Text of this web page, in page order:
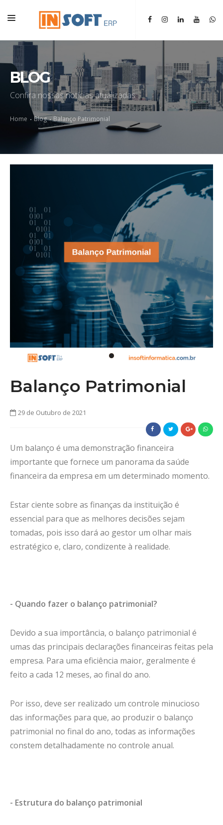
HOME
INSTITUCIONAL
BLOG
Confira nossas notícias atualizadas
Home Blog Balanço Patrimonial
Balanço Patrimonial
29 de Outubro de 2021
Um balanço é uma demonstração financeira
importante que fornece um panorama da saúde
financeira da empresa em um determinado momento.
Estar ciente sobre as finanças da instituição é
essencial para que as melhores decisões sejam
tomadas, pois isso dará ao gestor um olhar mais
estratégico e, claro, condizente à realidade.
- Quando fazer o balanço patrimonial?
Devido a sua importância, o balanço patrimonial é
umas das principais declarações financeiras feitas pela
empresa. Para uma eficiência maior, geralmente é
feito a cada 12 meses, ao final do ano.
Por isso, deve ser realizado um controle minucioso
das informações para que, ao produzir o balanço
patrimonial no final do ano, todas as informações
constem detalhadamente no controle anual.
- Estrutura do balanço patrimonial